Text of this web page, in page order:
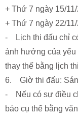
+ Thứ 7 ngày 15/
+ Thứ 7 ngày 22/
- Lịch thi đấu chỉ
ảnh hưởng của yếu
thay thế bằng lịch
6. Giờ thi đấu:
- Nếu có sự điều
báo cụ thể bằng